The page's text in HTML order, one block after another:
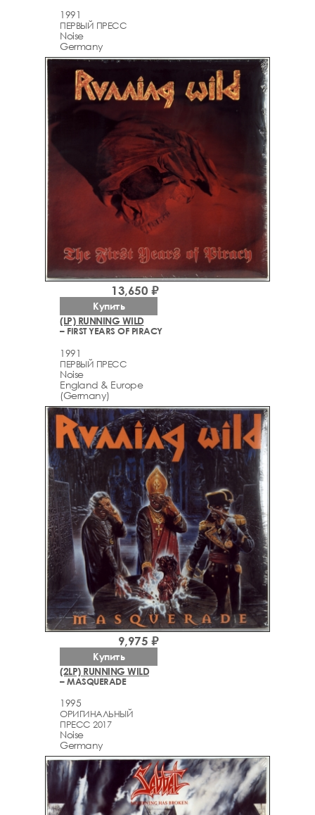
1991
ПЕРВЫЙ ПРЕСС
Noise
Germany
(LP) RUNNING WILD
– FIRST YEARS OF PIRACY
1991
ПЕРВЫЙ ПРЕСС
Noise
England & Europe
(Germany)
13,650 ₽
Купить
(2LP) RUNNING WILD
– MASQUERADE
1995
ОРИГИНАЛЬНЫЙ
ПРЕСС 2017
Noise
Germany
9,975 ₽
Купить